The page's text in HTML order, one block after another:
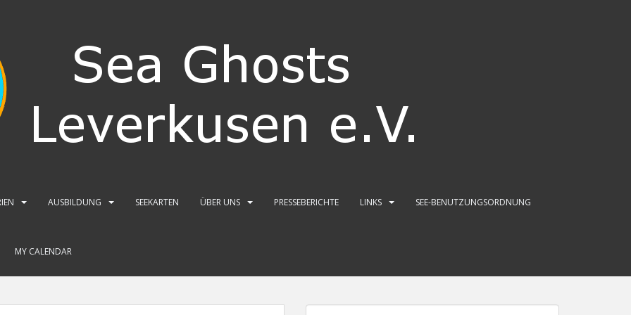
AUSBILDUNG SEEKARTEN ÜBER UNS PRESSEBERICHTE LINKS SEE-BENUTZUNGSORDNUNG
MY CALENDAR